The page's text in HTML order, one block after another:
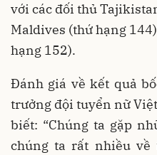
với các đối thủ
Maldives (thứ hạng
hạng 152).
Đánh giá về kết quả
trưởng đội tuyển nữ
biết: “Chúng ta gặp
chúng ta rất nhiều về